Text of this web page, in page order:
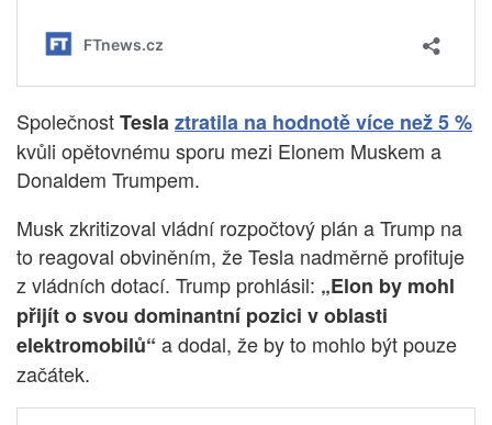
SpolečnostTeslaztratila na hodnotě více než 5 %
kvůli opětovnému sporu mezi Elonem Muskem a
Donaldem Trumpem.
Musk zkritizoval vládní rozpočtový plán a Trump na
to reagoval obviněním, že Tesla nadměrně profituje
z vládních dotací. Trump prohlásil: „Elon by mohl
přijít o svou dominantní pozici v oblasti
elektromobilů“ a dodal, že by to mohlo být pouze
začátek.